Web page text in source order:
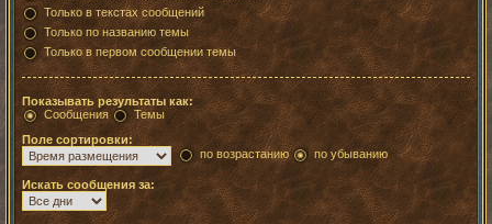
Только в текстах сообщений
Только по названию темы
Только в первом сообщении темы
Показывать результаты как:
Сообщения
Темы
Поле сортировки:
по возрастанию
по убыванию
Искать сообщения за: